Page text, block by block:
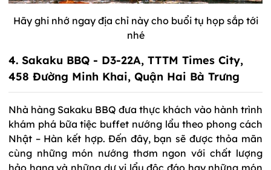
Hãy ghi nhớ ngay địa chỉ này cho buổi tụ họp sắp tới
nhé
4. Sakaku BBQ - D3-22A, TTTM Times City,
458 Đường Minh Khai, Quận Hai Bà Trưng
Nhà hàng Sakaku BBQ đưa thực khách vào hành trình
khám phá bữa tiệc buffet nướng lẩu theo phong cách
Nhật – Hàn kết hợp. Đến đây, bạn sẽ được thỏa mãn
cùng những món nướng thơm ngon với chất lượng
hảo hạng và những dư vị lẩu độc đáo hay những món